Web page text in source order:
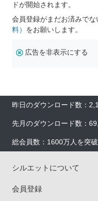
ドが開始されます。
会員登録がまだお済みでな
料） をお願いします。
広告を非表示にする
昨日のダウンロード数：
先月のダウンロード数：
総会員数：1600万人を突
シルエットについて
会員登録